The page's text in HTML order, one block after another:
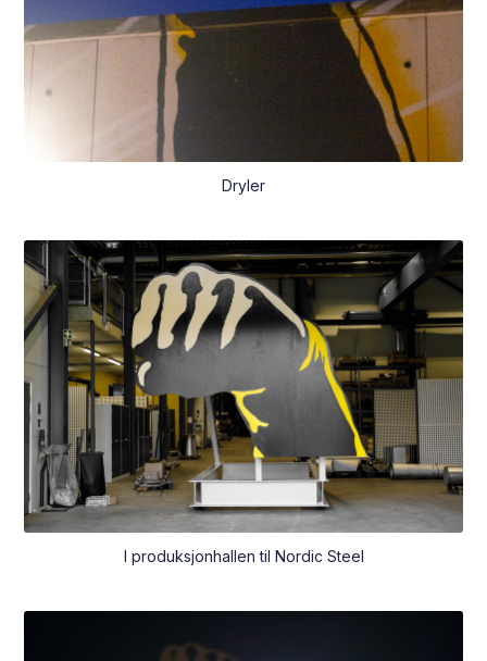
Dryler
I produksjonhallen til Nordic Steel